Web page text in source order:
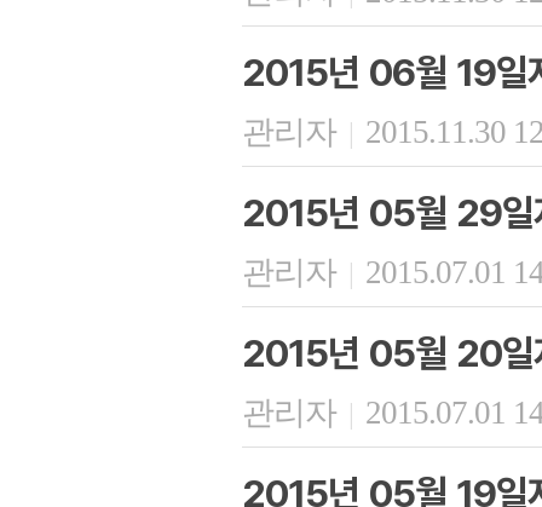
2015년 06월 19일
관리자 | 2015.11.30
2015년 05월 29일
관리자 | 2015.07.01
2015년 05월 20일
관리자 | 2015.07.01
2015년 05월 19일